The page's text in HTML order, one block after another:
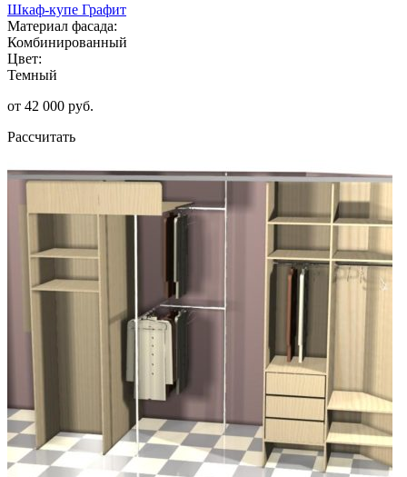
Шкаф-купе Графит
Материал фасада:
Комбинированный
Цвет:
Темный
от 42 000 руб.
Рассчитать